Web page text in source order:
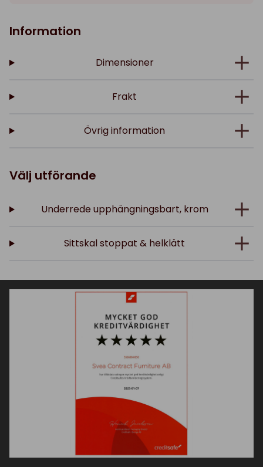
Information
Dimensioner
Frakt
Övrig information
Välj utförande
Underrede upphängningsbart, krom
Sittskal stoppat & helklätt